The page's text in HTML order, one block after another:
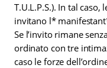
T.U.L.P.S.). In tal
invitano l*
Se l’invito rimane
ordinato con tre
caso le forze